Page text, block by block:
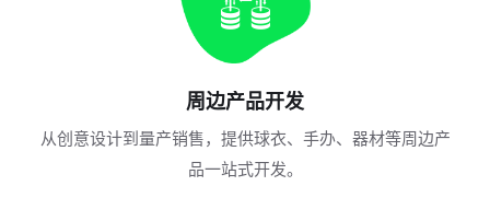
周边产品开发
从创意设计到量产销售，提供球衣、手办、器材等周边产
品一站式开发。